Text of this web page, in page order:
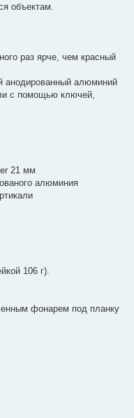
объектам.
раз ярче, чем красный
анодированный алюминий
с помощью ключей,
21 мм
алюминия
106 г).
фонарем под планку